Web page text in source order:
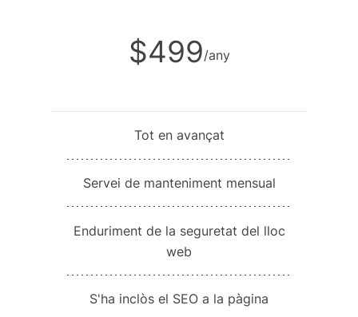
$499/any
Tot en avançat
Servei de manteniment mensual
Enduriment de la seguretat del lloc
web
S'ha inclòs el SEO a la pàgina